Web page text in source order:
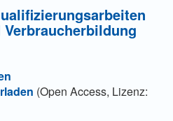
(Open Access, Lizenz: